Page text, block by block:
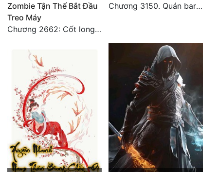
Zombie Tận Thế Bắt Đầu
Treo Máy
Chương 2662: Cốt long tiểu đội
Chương 3150. Quán bar Huyết Hải. Hết